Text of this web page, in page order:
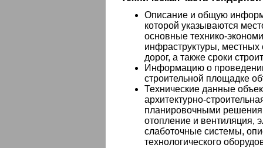
Описание и общую
которой указываются
основные технико-
инфраструктуры,
дорог, а также сроки
Информацию о
строительной площадке
Технические данные
архитектурно-
планировочными
отопление и вентиляция,
слаботочные системы,
технологического